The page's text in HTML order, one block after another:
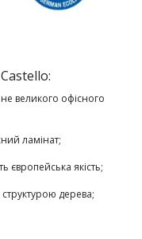
великого офісного
ламінат;
європейська якість;
дерева;